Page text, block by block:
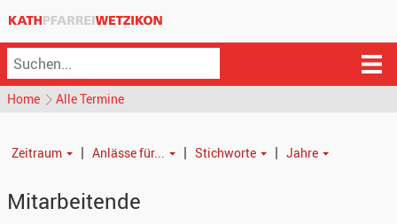
Home Alle Termine
Zeitraum | Anlässe für... | Stichworte | Jahre
Mitarbeitende